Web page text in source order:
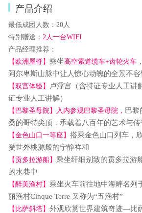
产品介绍
最低成团人数： 20人
特别赠送： 2人一台WIFI
产品经理推荐：
【欧洲屋脊】 乘坐高空索道缆车+齿轮火车
阿尔卑斯山脉中让人惊心动魄的全景不容
【双宫体验】 卢浮宫（含持证专业人工讲
证专业人工讲解）
【 巴黎圣母院】入内参观巴黎圣母院， 巴黎
桑的哥特尖顶，承载着八百年的艺术与传
【金色山口 一等座 】 搭乘金色山口列车，
受世外桃源般的宁静祥和
【贡多拉游船】 乘坐纤细别致的贡多拉游
的水巷中
【醉美渔村】 乘坐火车前往地中海畔名列
丽渔村Cinque Terre 又称为“五渔村”
【比萨斜塔】 外观欣赏世界建筑奇迹—比